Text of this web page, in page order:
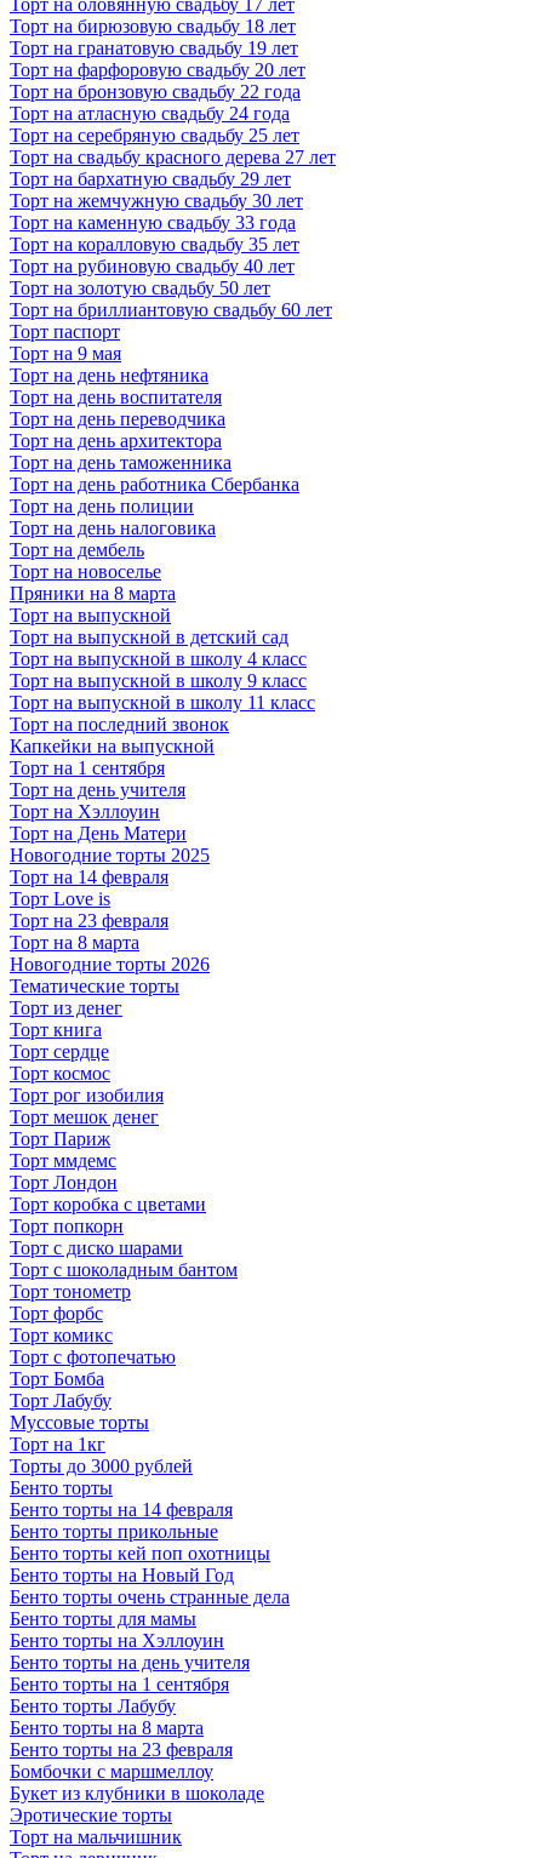
Торт на оловянную свадьбу 17 лет
Торт на бирюзовую свадьбу 18 лет
Торт на гранатовую свадьбу 19 лет
Торт на фарфоровую свадьбу 20 лет
Торт на бронзовую свадьбу 22 года
Торт на атласную свадьбу 24 года
Торт на серебряную свадьбу 25 лет
Торт на свадьбу красного дерева 27 лет
Торт на бархатную свадьбу 29 лет
Торт на жемчужную свадьбу 30 лет
Торт на каменную свадьбу 33 года
Торт на коралловую свадьбу 35 лет
Торт на рубиновую свадьбу 40 лет
Торт на золотую свадьбу 50 лет
Торт на бриллиантовую свадьбу 60 лет
Торт паспорт
Торт на 9 мая
Торт на день нефтяника
Торт на день воспитателя
Торт на день переводчика
Торт на день архитектора
Торт на день таможенника
Торт на день работника Сбербанка
Торт на день полиции
Торт на день налоговика
Торт на дембель
Торт на новоселье
Пряники на 8 марта
Торт на выпускной
Торт на выпускной в детский сад
Торт на выпускной в школу 4 класс
Торт на выпускной в школу 9 класс
Торт на выпускной в школу 11 класс
Торт на последний звонок
Капкейки на выпускной
Торт на 1 сентября
Торт на день учителя
Торт на Хэллоуин
Торт на День Матери
Новогодние торты 2025
Торт на 14 февраля
Торт Love is
Торт на 23 февраля
Торт на 8 марта
Новогодние торты 2026
Тематические торты
Торт из денег
Торт книга
Торт сердце
Торт космос
Торт рог изобилия
Торт мешок денег
Торт Париж
Торт ммдемс
Торт Лондон
Торт коробка с цветами
Торт попкорн
Торт с диско шарами
Торт с шоколадным бантом
Торт тонометр
Торт форбс
Торт комикс
Торт с фотопечатью
Торт Бомба
Торт Лабубу
Муссовые торты
Торт на 1кг
Торты до 3000 рублей
Бенто торты
Бенто торты на 14 февраля
Бенто торты прикольные
Бенто торты кей поп охотницы
Бенто торты на Новый Год
Бенто торты очень странные дела
Бенто торты для мамы
Бенто торты на Хэллоуин
Бенто торты на день учителя
Бенто торты на 1 сентября
Бенто торты Лабубу
Бенто торты на 8 марта
Бенто торты на 23 февраля
Бомбочки с маршмеллоу
Букет из клубники в шоколаде
Эротические торты
Торт на мальчишник